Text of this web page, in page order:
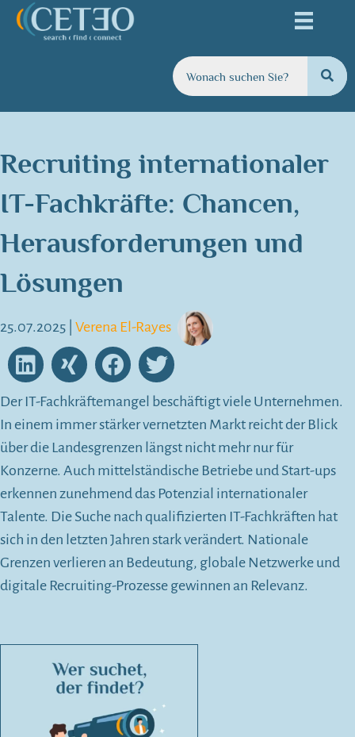
Recruiting internationaler
IT-Fachkräfte: Chancen,
Herausforderungen und
Lösungen
25.07.2025 Verena El-Rayes
Der IT-Fachkräftemangel beschäftigt viele Unternehmen.
In einem immer stärker vernetzten Markt reicht der Blick
über die Landesgrenzen längst nicht mehr nur für
Konzerne. Auch mittelständische Betriebe und Start-ups
erkennen zunehmend das Potenzial internationaler
Talente. Die Suche nach qualifizierten IT-Fachkräften hat
sich in den letzten Jahren stark verändert. Nationale
Grenzen verlieren an Bedeutung, globale Netzwerke und
digitale Recruiting-Prozesse gewinnen an Relevanz.